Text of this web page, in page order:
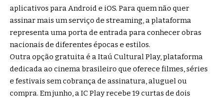
aplicativos para Android e iOS. Para quem não quer
assinar mais um serviço de streaming, a plataforma
representa uma porta de entrada para conhecer obras
nacionais de diferentes épocas e estilos.
Outra opção gratuita é a Itaú Cultural Play, plataforma
dedicada ao cinema brasileiro que oferece filmes, séries
e festivais sem cobrança de assinatura, aluguel ou
compra. Em junho, a IC Play recebe 19 curtas de dois